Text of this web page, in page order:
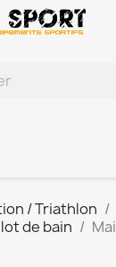
/ Triathlon
de bain